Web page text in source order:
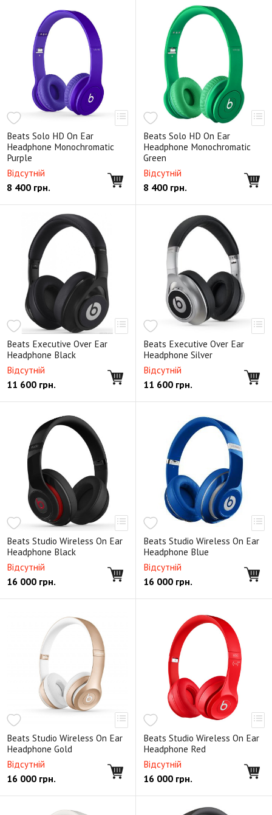
Beats Solo HD On Ear
Headphone Monochromatic
Purple
Відсутній
8 400 грн.
Beats Solo HD On Ear
Headphone Monochromatic
Green
Відсутній
8 400 грн.
Beats Executive Over Ear
Headphone Black
Відсутній
11 600 грн.
Beats Executive Over Ear
Headphone Silver
Відсутній
11 600 грн.
Beats Studio Wireless On Ear
Headphone Black
Відсутній
16 000 грн.
Beats Studio Wireless On Ear
Headphone Blue
Відсутній
16 000 грн.
Beats Studio Wireless On Ear
Headphone Gold
Відсутній
16 000 грн.
Beats Studio Wireless On Ear
Headphone Red
Відсутній
16 000 грн.